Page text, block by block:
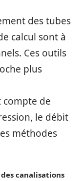
des tubes
calcul sont à
Ces outils
plus
de
le débit
méthodes
canalisations